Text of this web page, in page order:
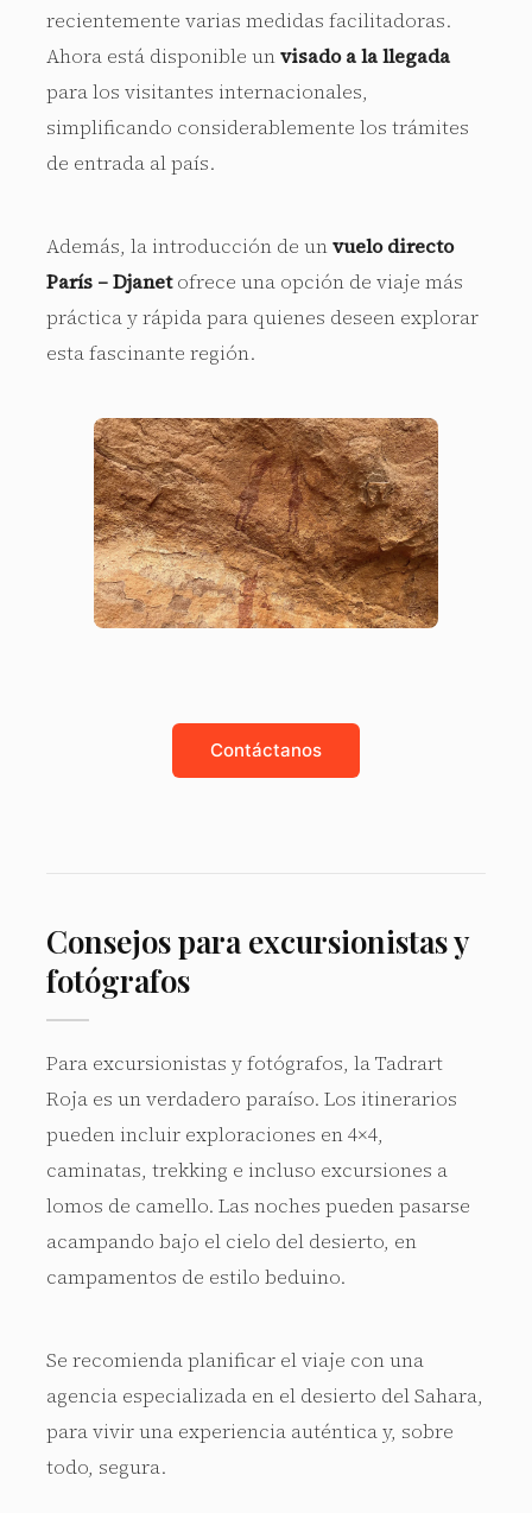
recientemente varias medidas facilitadoras.
Ahora está disponible unvisado a la llegada
para los visitantes internacionales,
simplificando considerablemente los trámites
de entrada al país.
Además, la introducción de unvuelo directo
París – Djanetofrece una opción de viaje más
práctica y rápida para quienes deseen explorar
esta fascinante región.
Contáctanos
Consejos para excursionistas y
fotógrafos
Para excursionistas y fotógrafos, la Tadrart
Roja es un verdadero paraíso. Los itinerarios
pueden incluir exploraciones en 4×4,
caminatas, trekking e incluso excursiones a
lomos de camello. Las noches pueden pasarse
acampando bajo el cielo del desierto, en
campamentos de estilo beduino.
Se recomienda planificar el viaje con una
agencia especializada en el desierto del Sahara,
para vivir una experiencia auténtica y, sobre
todo, segura.